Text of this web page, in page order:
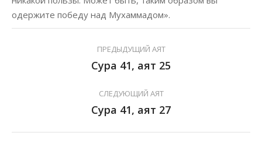
одержите победу над Мухаммадом».
ПРЕДЫДУЩИЙ АЯТ
Сура 41, аят 25
СЛЕДУЮЩИЙ АЯТ
Сура 41, аят 27